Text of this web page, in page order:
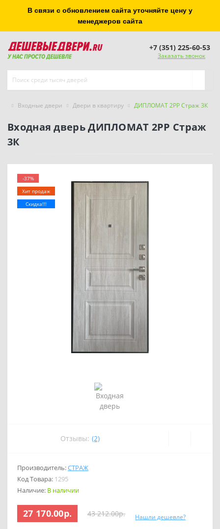
В связи с обновлением сайта уточняйте цену у
менеджеров сайта
+7 (351) 225-60-53
Заказать звонок
Входные двери Двери в квартиру ДИПЛОМАТ 2РР Страж 3К
Входная дверь ДИПЛОМАТ 2РР Страж
3К
-37%
Хит продаж
Скидка!!!
Отзывы: (2)
Производитель:СТРАЖ
Код Товара: 1295
Наличие: В наличии
27 170.00р. 43 212.00р. Нашли дешевле?